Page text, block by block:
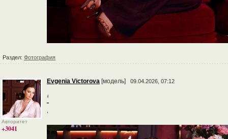
Раздел: Фотография
Авторитет
+3041
Evgenia Victorova [модель] 09.04.2026, 07:12
‘
‘